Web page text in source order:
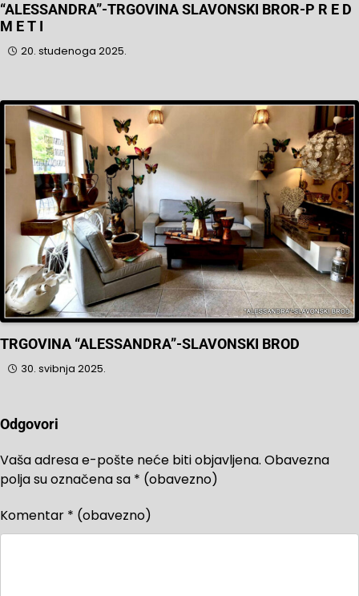
“ALESSANDRA”-TRGOVINA SLAVONSKI BROR-P R E D
M E T I
20. studenoga 2025.
TRGOVINA “ALESSANDRA”-SLAVONSKI BROD
30. svibnja 2025.
Odgovori
Vaša adresa e-pošte neće biti objavljena. Obavezna
polja su označena sa * (obavezno)
Komentar * (obavezno)